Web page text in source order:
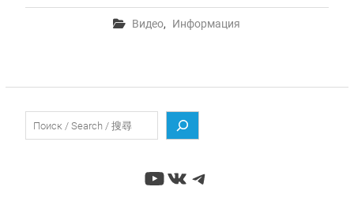
Видео, Информация
YouTube
ВКонтакте
Telegram